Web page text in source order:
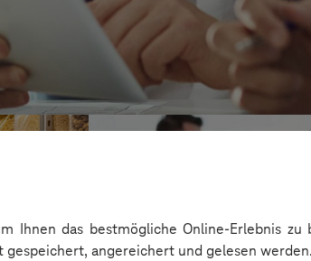
Ihnen das bestmögliche Online-Erlebnis
angereichert und gelesen werden.